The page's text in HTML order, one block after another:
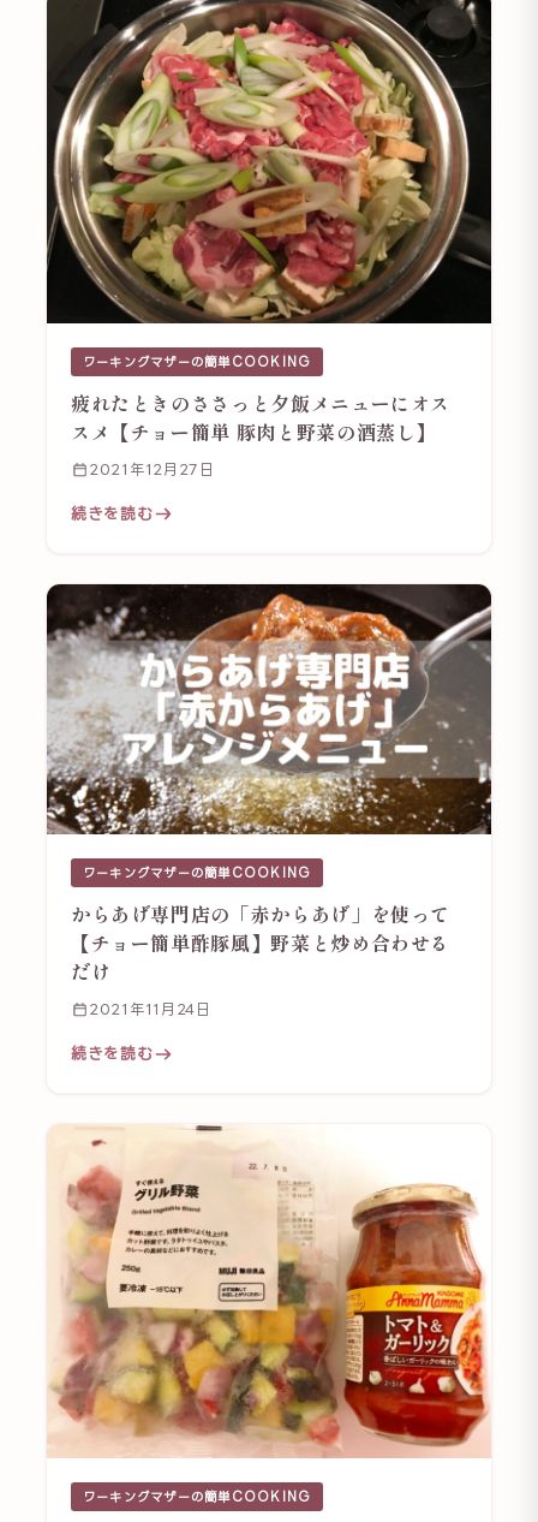
ワーキングマザーの簡単COOKING
疲れたときのささっと夕飯メニューにオス
スメ【チョー簡単 豚肉と野菜の酒蒸し】
2021年12月27日
続きを読む
ワーキングマザーの簡単COOKING
からあげ専門店の「赤からあげ」を使って
【チョー簡単酢豚風】野菜と炒め合わせる
だけ
2021年11月24日
続きを読む
ワーキングマザーの簡単COOKING